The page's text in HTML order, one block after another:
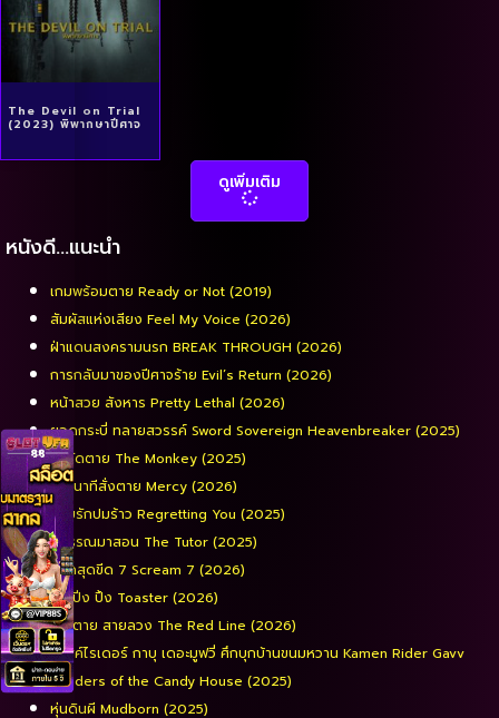
The Devil on Trial
(2023) พิพากษาปีศาจ
ดูเพิ่มเติม
หนังดี…แนะนำ
เกมพร้อมตาย Ready or Not (2019)
สัมผัสแห่งเสียง Feel My Voice (2026)
ฝ่าแดนสงครามนรก BREAK THROUGH (2026)
การกลับมาของปีศาจร้าย Evil’s Return (2026)
หน้าสวย สังหาร Pretty Lethal (2026)
ยอดกระบี่ ทลายสวรรค์ Sword Sovereign Heavenbreaker (2025)
จ๋อจัดตาย The Monkey (2025)
90 นาทีสั่งตาย Mercy (2026)
รอยรักปมร้าว Regretting You (2025)
พี่วรรณมาสอน The Tutor (2025)
หวีดสุดขีด 7 Scream 7 (2026)
ปิง ปิ่ง ปิ้ง Toaster (2026)
เส้นตาย สายลวง The Red Line (2026)
มาสค์ไรเดอร์ กาบุ เดอะมูฟวี่ ศึกบุกบ้านขนมหวาน Kamen Rider Gavv
Invaders of the Candy House (2025)
หุ่นดินผี Mudborn (2025)